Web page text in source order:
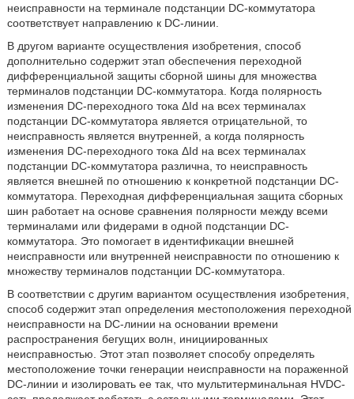
неисправности на терминале подстанции DC-коммутатора
соответствует направлению к DC-линии.
В другом варианте осуществления изобретения, способ
дополнительно содержит этап обеспечения переходной
дифференциальной защиты сборной шины для множества
терминалов подстанции DC-коммутатора. Когда полярность
изменения DC-переходного тока ΔId на всех терминалах
подстанции DC-коммутатора является отрицательной, то
неисправность является внутренней, а когда полярность
изменения DC-переходного тока ΔId на всех терминалах
подстанции DC-коммутатора различна, то неисправность
является внешней по отношению к конкретной подстанции DC-
коммутатора. Переходная дифференциальная защита сборных
шин работает на основе сравнения полярности между всеми
терминалами или фидерами в одной подстанции DC-
коммутатора. Это помогает в идентификации внешней
неисправности или внутренней неисправности по отношению к
множеству терминалов подстанции DC-коммутатора.
В соответствии с другим вариантом осуществления изобретения,
способ содержит этап определения местоположения переходной
неисправности на DC-линии на основании времени
распространения бегущих волн, инициированных
неисправностью. Этот этап позволяет способу определять
местоположение точки генерации неисправности на пораженной
DC-линии и изолировать ее так, что мультитерминальная HVDC-